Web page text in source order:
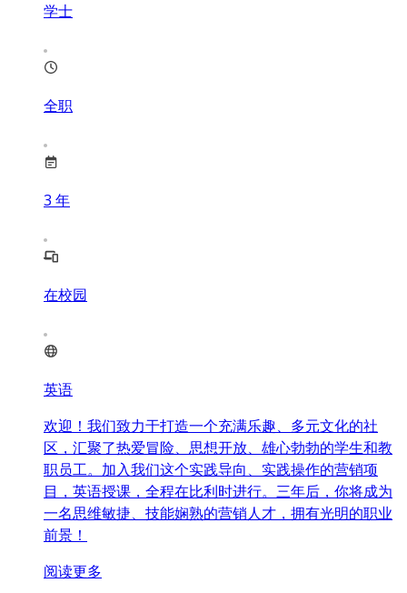
学士
全职
3 年
在校园
英语
欢迎！我们致力于打造一个充满乐趣、多元文化的社
区，汇聚了热爱冒险、思想开放、雄心勃勃的学生和教
职员工。加入我们这个实践导向、实践操作的营销项
目，英语授课，全程在比利时进行。三年后，你将成为
一名思维敏捷、技能娴熟的营销人才，拥有光明的职业
前景！
阅读更多